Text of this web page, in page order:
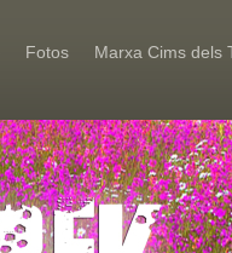
Fotos Marxa Cims dels